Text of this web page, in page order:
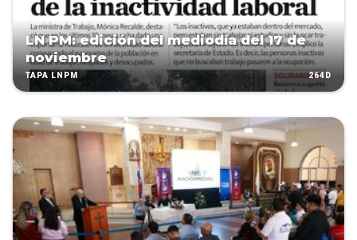
LN PM: edición del mediodía del 17 de
noviembre
TAPA LNPM 264D